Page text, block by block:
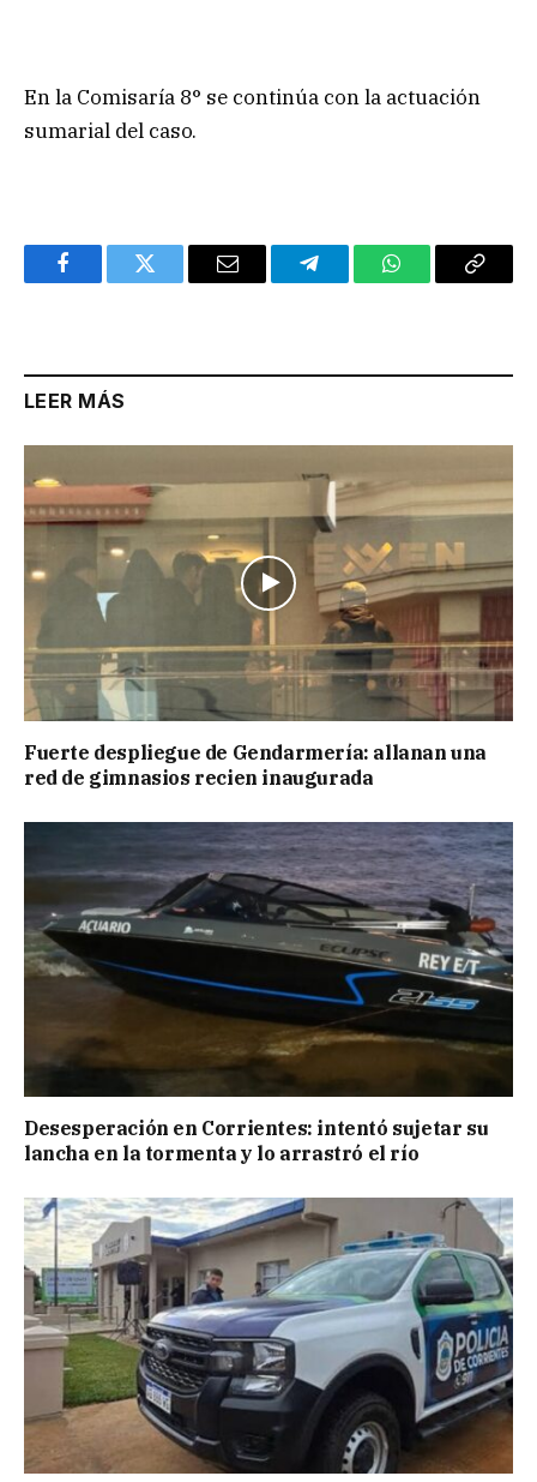
En la Comisaría 8° se continúa con la actuación
sumarial del caso.
FacebookTwitter Email TelegramWhatsAppCopy
LEER MÁS
Fuerte despliegue de Gendarmería: allanan una
red de gimnasios recien inaugurada
Desesperación en Corrientes: intentó sujetar su
lancha en la tormenta y lo arrastró el río